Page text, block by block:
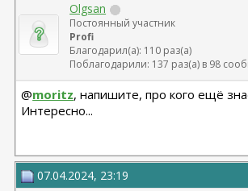
Olgsan
Постоянный участник
Profi
Благодарил(а): 110 раз(а)
Поблагодарили: 137 раз(а) в 98
@moritz, напишите, про кого ещё
Интересно...
07.04.2024, 23:19